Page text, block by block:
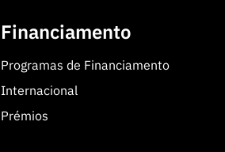
Financiamento
Programas de Financiamento
Internacional
Prémios